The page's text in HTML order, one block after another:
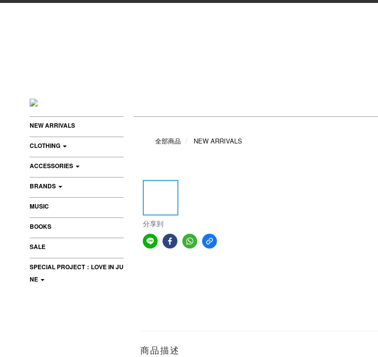
NEW ARRIVALS
CLOTHING
ACCESSORIES
BRANDS
MUSIC
BOOKS
SALE
SPECIAL PROJECT：LOVE IN JU
NE
全部商品 NEW ARRIVALS
分享到
商品描述